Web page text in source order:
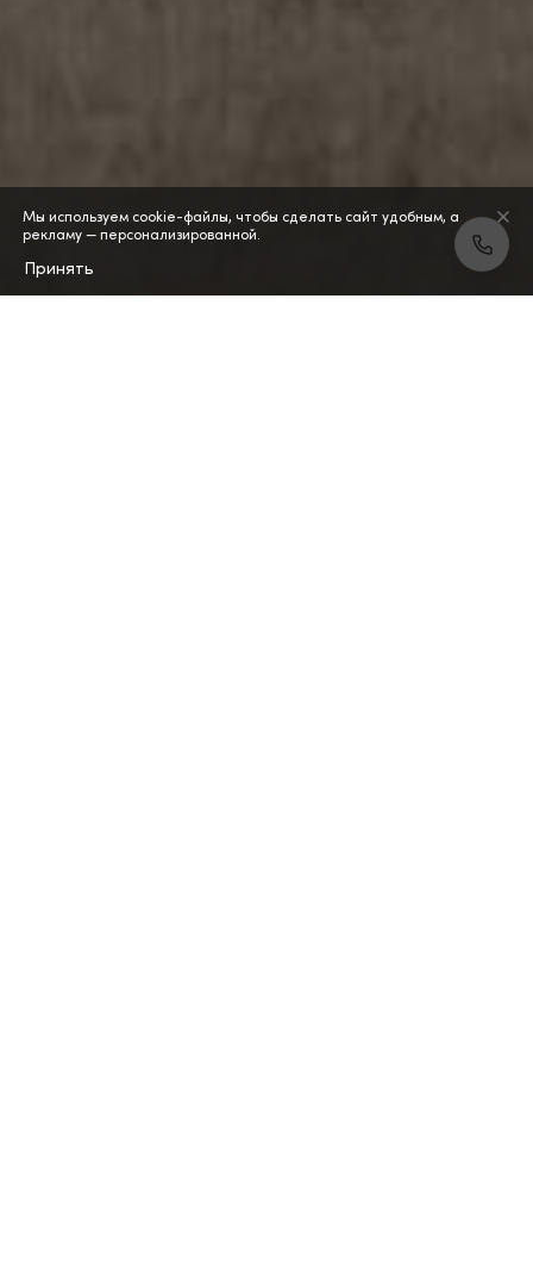
Мы используем cookie-файлы, чтобы сделать сайт удобным, а
рекламу — персонализированной.
Принять